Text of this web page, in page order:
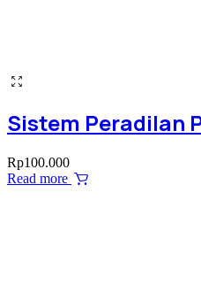
Sistem Peradilan
Rp100.000
Read more